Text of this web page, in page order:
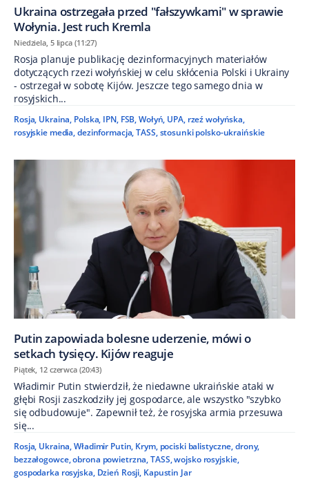
Ukraina ostrzegała przed "fałszywkami" w sprawie
Wołynia. Jest ruch Kremla
Niedziela, 5 lipca (11:27)
Rosja planuje publikację dezinformacyjnych materiałów
dotyczących rzezi wołyńskiej w celu skłócenia Polski i Ukrainy
- ostrzegał w sobotę Kijów. Jeszcze tego samego dnia w
rosyjskich...
Rosja, Ukraina, Polska, IPN, FSB,Wołyń, UPA, rzeź wołyńska,
rosyjskie media,dezinformacja,TASS,stosunki polsko-ukraińskie
Putin zapowiada bolesne uderzenie, mówi o
setkach tysięcy. Kijów reaguje
Piątek, 12 czerwca (20:43)
Władimir Putin stwierdził, że niedawne ukraińskie ataki w
głębi Rosji zaszkodziły jej gospodarce, ale wszystko "szybko
się odbudowuje". Zapewnił też, że rosyjska armia przesuwa
się...
Rosja, Ukraina,Władimir Putin, Krym, pociski balistyczne,drony,
bezzałogowce,obrona powietrzna,TASS,wojsko rosyjskie,
gospodarka rosyjska, Dzień Rosji, Kapustin Jar